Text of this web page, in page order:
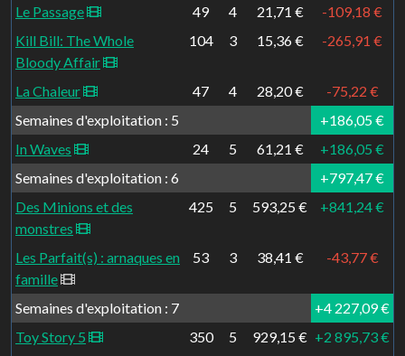
Le Passage 49 4 21,71 €
-109,18 €
Kill Bill: The Whole
Bloody Affair
104 3 15,36 € -265,91 €
La Chaleur 47 4 28,20 €
-75,22 €
Semaines d'exploitation : 5
+186,05 €
In Waves
24 5 61,21 €
+186,05 €
Semaines d'exploitation : 6
+797,47 €
Des Minions et des
monstres
425 5 593,25 € +841,24 €
Les Parfait(s) : arnaques en
famille
53 3 38,41 € -43,77 €
Semaines d'exploitation : 7
+4 227,09 €
Toy Story 5
350 5 929,15 € +2 895,73 €